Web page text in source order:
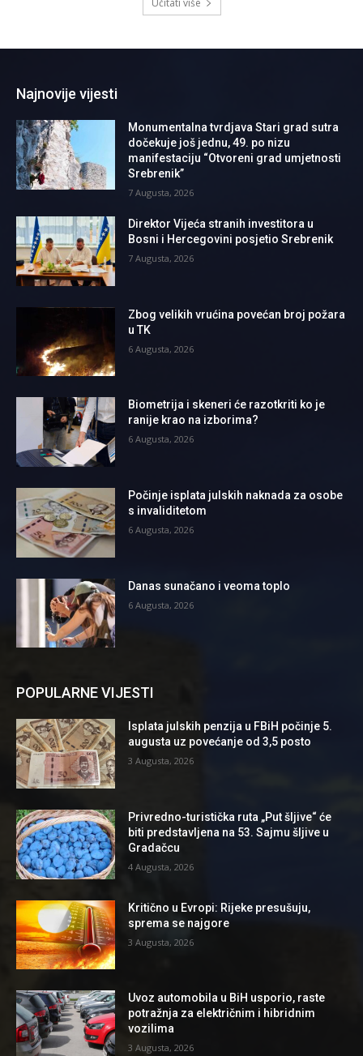
Učitati više
Najnovije vijesti
Monumentalna tvrdjava Stari grad sutra
dočekuje još jednu, 49. po nizu
manifestaciju “Otvoreni grad umjetnosti
Srebrenik”
7 Augusta, 2026
Direktor Vijeća stranih investitora u
Bosni i Hercegovini posjetio Srebrenik
7 Augusta, 2026
Zbog velikih vrućina povećan broj požara
u TK
6 Augusta, 2026
Biometrija i skeneri će razotkriti ko je
ranije krao na izborima?
6 Augusta, 2026
Počinje isplata julskih naknada za osobe
s invaliditetom
6 Augusta, 2026
Danas sunačano i veoma toplo
6 Augusta, 2026
POPULARNE VIJESTI
Isplata julskih penzija u FBiH počinje 5.
augusta uz povećanje od 3,5 posto
3 Augusta, 2026
Privredno-turistička ruta „Put šljive“ će
biti predstavljena na 53. Sajmu šljive u
Gradačcu
4 Augusta, 2026
Kritično u Evropi: Rijeke presušuju,
sprema se najgore
3 Augusta, 2026
Uvoz automobila u BiH usporio, raste
potražnja za električnim i hibridnim
vozilima
3 Augusta, 2026